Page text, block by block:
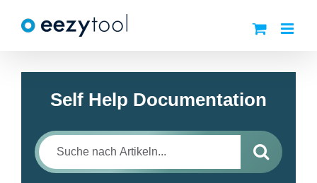
Inhalt
Self Help Documentation